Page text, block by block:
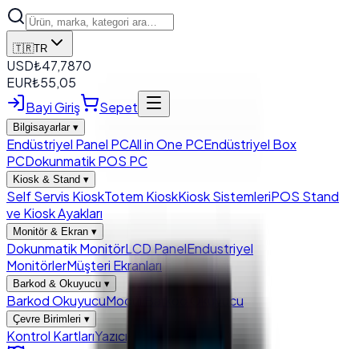
🇹🇷TR
USD₺47,7870
EUR₺55,05
Bayi Giriş
Sepet
Bilgisayarlar ▾
Endüstriyel Panel PCAll in One PCEndüstriyel Box
PCDokunmatik POS PC
Kiosk & Stand ▾
Self Servis KioskTotem KioskKiosk SistemleriPOS Stand
ve Kiosk Ayakları
Monitör & Ekran ▾
Dokunmatik MonitörLCD PanelEndustriyel
MonitörlerMüşteri Ekranları
Barkod & Okuyucu ▾
Barkod OkuyucuModül Barkod Okuyucu
Çevre Birimleri ▾
Kontrol KartlarıYazıcı